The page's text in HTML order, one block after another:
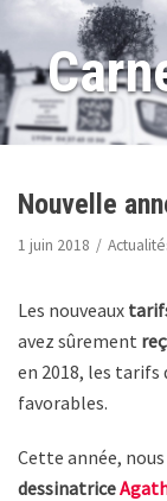
Aller
au
contenu
Nouvelle
1 juin 2018
Les nouveaux
avez sûrement
en 2018, les tarifs
favorables.
Cette année,
dessinatrice